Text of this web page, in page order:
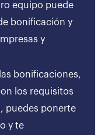
equipo puede
bonificación y
y
bonificaciones,
los requisitos
puedes ponerte
y te